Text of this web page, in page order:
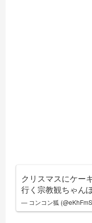
クリスマスにケー
行く宗教観ちゃん
— コンコン狐